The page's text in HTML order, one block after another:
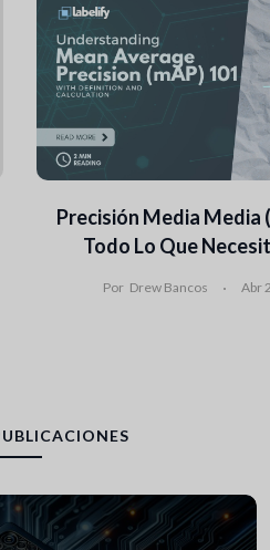
Precisión Media Media
Todo Lo Que
Por Drew Bancos Abr